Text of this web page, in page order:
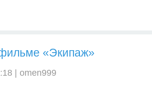
«Экипаж»
| omen999